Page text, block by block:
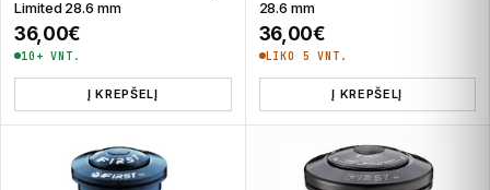
Limited 28.6 mm
36,00€
10+ VNT.
Į KREPŠELĮ
28.6 mm
36,00€
LIKO 5 VNT.
Į KREPŠELĮ